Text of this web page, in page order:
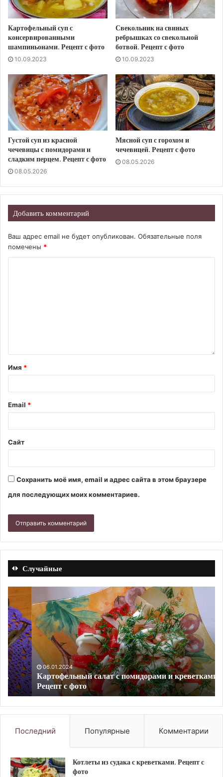
Картофельный суп с
консервированными
шампиньонами. Рецепт с фото
10.09.2023
Свекольник на свиных
ребрышках со свекольной
ботвой. Рецепт с фото
10.09.2023
Густой суп из красной
чечевицы с помидорами и
сладким перцем. Рецепт с фото
08.05.2026
Мясной суп с горохом и
чечевицей. Рецепт с фото
08.05.2026
Добавить комментарий
Ваш адрес email не будет опубликован. Обязательные поля
помечены *
Имя *
Email *
Сайт
Сохранить моё имя, email и адрес сайта в этом браузере
для последующих моих комментариев.
Случайные
Картофельный
салат
с
помидорами
и
креветками.
Рецепт
с
фото
06.01.2024
Картофельный салат с помидорами и креветками.
Рецепт с фото
Последний Популярные Комментарии
Котлеты из судака с креветками. Рецепт с
фото